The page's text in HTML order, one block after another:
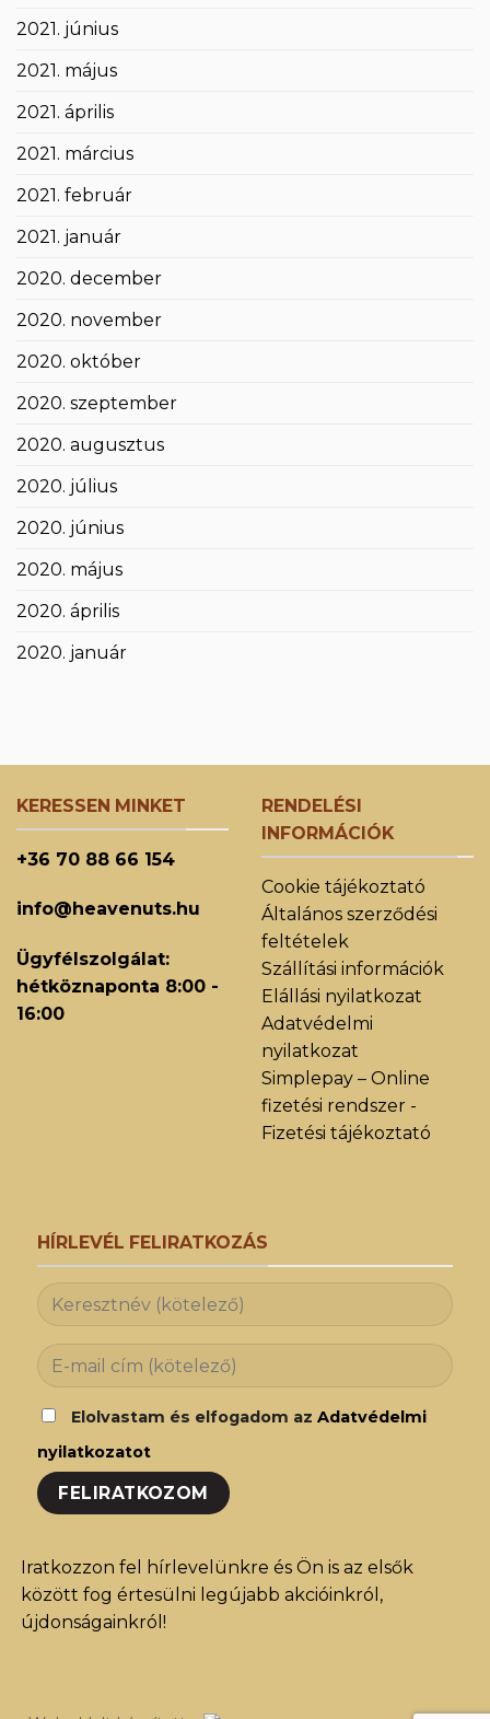
2021. június
2021. május
2021. április
2021. március
2021. február
2021. január
2020. december
2020. november
2020. október
2020. szeptember
2020. augusztus
2020. július
2020. június
2020. május
2020. április
2020. január
KERESSEN MINKET
+36 70 88 66 154
info@heavenuts.hu
Ügyfélszolgálat:
hétköznaponta 8:00 -
16:00
RENDELÉSI
INFORMÁCIÓK
Cookie tájékoztató
Általános szerződési
feltételek
Szállítási információk
Elállási nyilatkozat
Adatvédelmi
nyilatkozat
Simplepay – Online
fizetési rendszer -
Fizetési tájékoztató
HÍRLEVÉL FELIRATKOZÁS
Elolvastam és elfogadom az Adatvédelmi
nyilatkozatot
Iratkozzon fel hírlevelünkre és Ön is az elsők
között fog értesülni legújabb akcióinkról,
újdonságainkról!